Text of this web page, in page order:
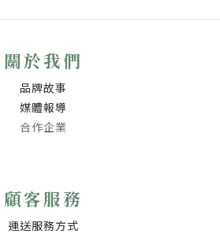
關於我們
品牌故事
媒體報導
合作企業
顧客服務
運送服務方式